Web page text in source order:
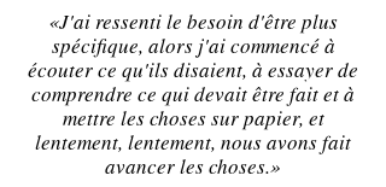
«J'ai ressenti le besoin d'être plus
spécifique, alors j'ai commencé à
écouter ce qu'ils disaient, à essayer de
comprendre ce qui devait être fait et à
mettre les choses sur papier, et
lentement, lentement, nous avons fait
avancer les choses.»